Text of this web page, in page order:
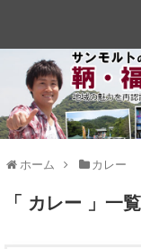
ホーム カレー
「 カレー 」一覧